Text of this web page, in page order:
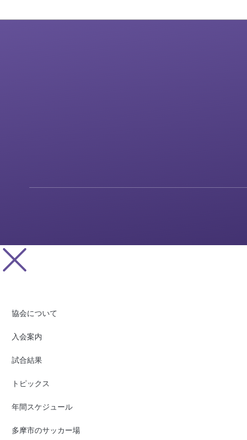
協会について
入会案内
試合結果
トピックス
年間スケジュール
多摩市のサッカー場